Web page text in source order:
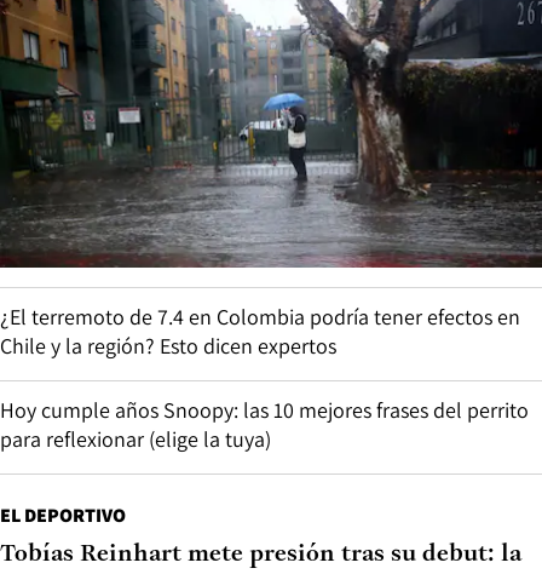
¿El terremoto de 7.4 en Colombia podría tener efectos en
Chile y la región? Esto dicen expertos
Hoy cumple años Snoopy: las 10 mejores frases del perrito
para reflexionar (elige la tuya)
EL DEPORTIVO
Tobías Reinhart mete presión tras su debut: la